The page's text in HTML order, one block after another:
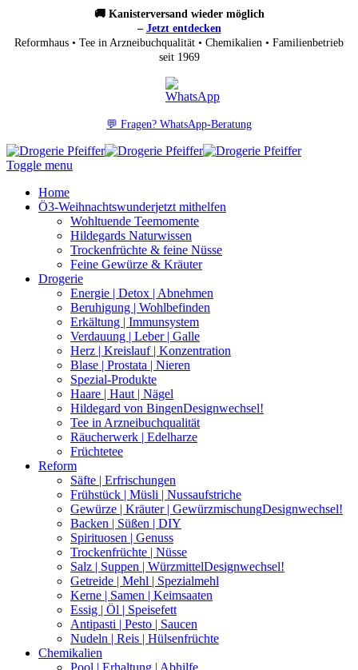
🚚 Kanisterversand wieder möglich
– Jetzt entdecken
Reformhaus • Tee in Arzneibuchqualität • Chemikalien • Familienbetrieb
seit 1969
💬 Fragen? WhatsApp-Beratung
Toggle menu
Home
Ö3-Weihnachtswunderjetzt mithelfen
Wohltuende Teemomente
Hildegards Naturwissen
Trockenfrüchte & feine Nüsse
Feine Gewürze & Kräuter
Drogerie
Energie | Detox | Abnehmen
Beruhigung | Wohlbefinden
Erkältung | Immunsystem
Verdauung | Leber | Galle
Herz | Kreislauf | Konzentration
Blase | Prostata | Nieren
Spezial-Produkte
Haare | Haut | Nägel
Hildegard von BingenDesignwechsel!
Tee in Arzneibuchqualität
Räucherwerk | Edelharze
Früchtetee
Reform
Säfte | Erfrischungen
Frühstück | Müsli | Nussaufstriche
Gewürze | Kräuter | GewürzmischungDesignwechsel!
Backen | Süßen | DIY
Spirituosen | Genuss
Trockenfrüchte | Nüsse
Salz | Suppen | WürzmittelDesignwechsel!
Getreide | Mehl | Spezialmehl
Kerne | Samen | Keimsaaten
Essig | Öl | Speisefett
Antipasti | Pesto | Saucen
Nudeln | Reis | Hülsenfrüchte
Chemikalien
Pool | Erhaltung | Abhilfe